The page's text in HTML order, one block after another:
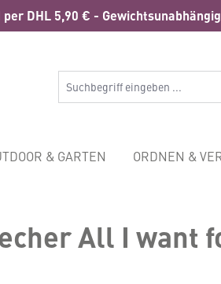
per DHL 5,90 € -
& GARTEN ORDNEN &
All I want